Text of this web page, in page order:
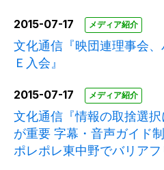
2015-07-17 メディア紹介
文化通信『映団連理事会
Ｅ入会』
2015-07-17 メディア紹介
文化通信『情報の取捨選
が重要 字幕・音声ガイド
ポレポレ東中野でバリアフ